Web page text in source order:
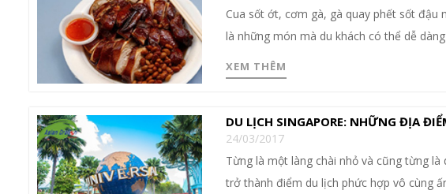
Cua sốt ớt, cơm gà, gà quay phết sốt đậu
là những món mà du khách có thể dễ
XEM THÊM
DU LỊCH SINGAPORE: NHỮNG ĐỊA
24/03/2017
Từng là một làng chài nhỏ và cũng từng
trở thành điểm du lịch phức hợp vô cùng